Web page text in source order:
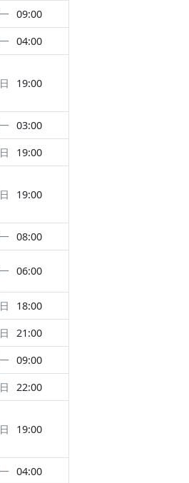
09:00
04:00
19:00
03:00
19:00
19:00
08:00
06:00
18:00
21:00
09:00
22:00
19:00
04:00